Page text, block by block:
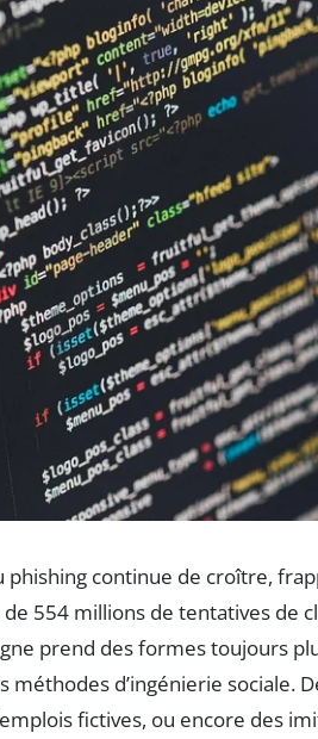
phishing continue de croître,
554 millions de tentatives de
prend des formes toujours
méthodes d’ingénierie sociale.
fictives, ou encore des